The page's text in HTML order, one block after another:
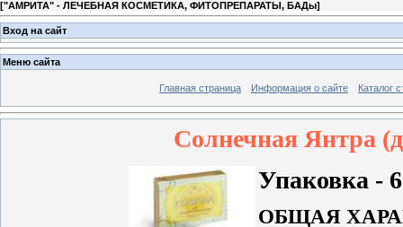
["АМРИТА" - ЛЕЧЕБНАЯ КОСМЕТИКА, ФИТОПРЕПАРАТЫ, БАДы]
Вход на сайт
Меню сайта
Главная страница Информация о сайте Каталог
Солнечная Янтра
Упаковка -
ОБЩАЯ